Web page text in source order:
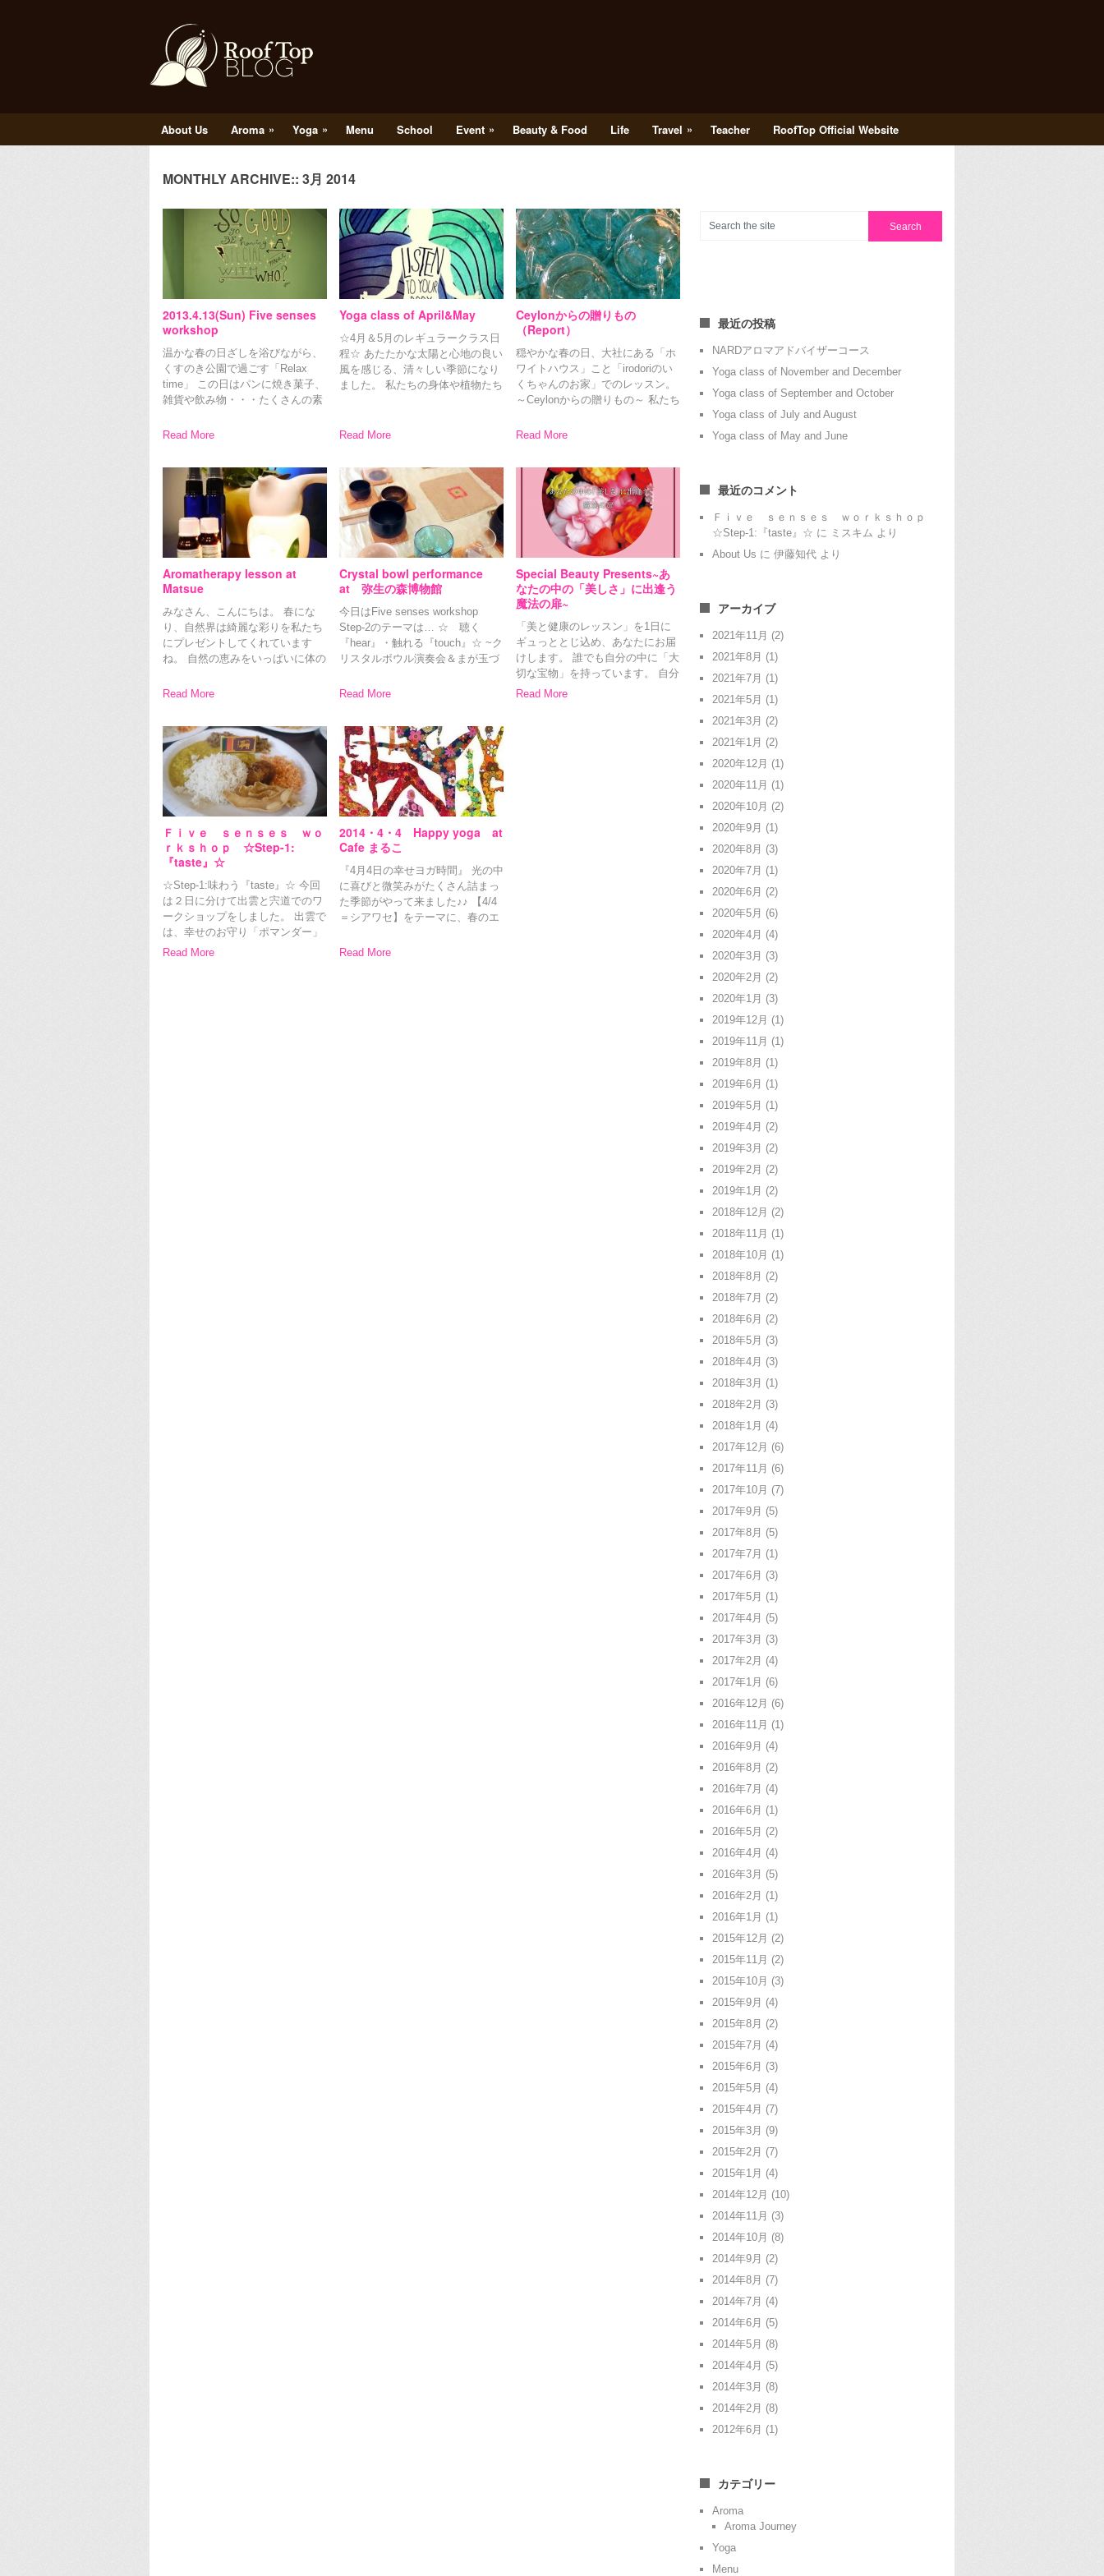
About Us Aroma » Yoga » Menu School Event » Beauty & Food Life Travel » Teacher RoofTop Official Website
MONTHLY ARCHIVE:: 3月 2014
2013.4.13(Sun) Five senses
workshop
温かな春の日ざしを浴びながら、
くすのき公園で過ごす「Relax
time」 この日はパンに焼き菓子、
雑貨や飲み物・・・たくさんの素
０～１４：００までの時間限定シ
Read More
Yoga class of April&May
☆4月＆5月のレギュラークラス日
程☆ あたたかな太陽と心地の良い
風を感じる、清々しい季節になり
ました。 私たちの身体や植物たち
クな動きを取り入れ、様々なポー
Read More
Ceylonからの贈りもの
（Report）
穏やかな春の日、大社にある「ホ
ワイトハウス」こと「irodoriのい
くちゃんのお家」でのレッスン。
～Ceylonからの贈りもの～ 私たち
スコーン
Read More
Aromatherapy lesson at
Matsue
みなさん、こんにちは。 春にな
り、自然界は綺麗な彩りを私たち
にプレゼントしてくれています
ね。 自然の恵みをいっぱいに体の
テラピー。 そんなアロマレッスン
Read More
Crystal bowl performance
at 弥生の森博物館
今日はFive senses workshop
Step-2のテーマは… ☆ 聴く
『hear』・触れる『touch』☆ ~ク
リスタルボウル演奏会＆まが玉づ
BGMを奏でてくれる、自然に囲ま
Read More
Special Beauty Presents~あ
なたの中の「美しさ」に出逢う
魔法の扉~
「美と健康のレッスン」を1日に
ギュっととじ込め、あなたにお届
けします。 誰でも自分の中に「大
切な宝物」を持っています。 自分
と向き合い、じっくりと見つめ、
Read More
Ｆｉｖｅ ｓｅｎｓｅｓ ｗｏ
ｒｋｓｈｏｐ ☆Step-1:
『taste』☆
☆Step-1:味わう『taste』☆ 今回
は２日に分けて出雲と宍道でのワ
ークショップをしました。 出雲で
は、幸せのお守り「ポマンダー」
つくり＆スリランカ料理のスパイ
Read More
2014・4・4 Happy yoga at
Cafe まるこ
『4月4日の幸せヨガ時間』 光の中
に喜びと微笑みがたくさん詰まっ
た季節がやって来ました♪♪ 【4/4
＝シアワセ】をテーマに、春のエ
ゆるりとヨガを楽しみましょう♡
Read More
最近の投稿
NARDアロマアドバイザーコース
Yoga class of November and December
Yoga class of September and October
Yoga class of July and August
Yoga class of May and June
最近のコメント
Ｆｉｖｅ ｓｅｎｓｅｓ ｗｏｒｋｓｈｏｐ
☆Step-1:『taste』☆ に ミスキム より
About Us に 伊藤知代 より
アーカイブ
2021年11月 (2)
2021年8月 (1)
2021年7月 (1)
2021年5月 (1)
2021年3月 (2)
2021年1月 (2)
2020年12月 (1)
2020年11月 (1)
2020年10月 (2)
2020年9月 (1)
2020年8月 (3)
2020年7月 (1)
2020年6月 (2)
2020年5月 (6)
2020年4月 (4)
2020年3月 (3)
2020年2月 (2)
2020年1月 (3)
2019年12月 (1)
2019年11月 (1)
2019年8月 (1)
2019年6月 (1)
2019年5月 (1)
2019年4月 (2)
2019年3月 (2)
2019年2月 (2)
2019年1月 (2)
2018年12月 (2)
2018年11月 (1)
2018年10月 (1)
2018年8月 (2)
2018年7月 (2)
2018年6月 (2)
2018年5月 (3)
2018年4月 (3)
2018年3月 (1)
2018年2月 (3)
2018年1月 (4)
2017年12月 (6)
2017年11月 (6)
2017年10月 (7)
2017年9月 (5)
2017年8月 (5)
2017年7月 (1)
2017年6月 (3)
2017年5月 (1)
2017年4月 (5)
2017年3月 (3)
2017年2月 (4)
2017年1月 (6)
2016年12月 (6)
2016年11月 (1)
2016年9月 (4)
2016年8月 (2)
2016年7月 (4)
2016年6月 (1)
2016年5月 (2)
2016年4月 (4)
2016年3月 (5)
2016年2月 (1)
2016年1月 (1)
2015年12月 (2)
2015年11月 (2)
2015年10月 (3)
2015年9月 (4)
2015年8月 (2)
2015年7月 (4)
2015年6月 (3)
2015年5月 (4)
2015年4月 (7)
2015年3月 (9)
2015年2月 (7)
2015年1月 (4)
2014年12月 (10)
2014年11月 (3)
2014年10月 (8)
2014年9月 (2)
2014年8月 (7)
2014年7月 (4)
2014年6月 (5)
2014年5月 (8)
2014年4月 (5)
2014年3月 (8)
2014年2月 (8)
2012年6月 (1)
カテゴリー
Aroma
Aroma Journey
Yoga
Menu